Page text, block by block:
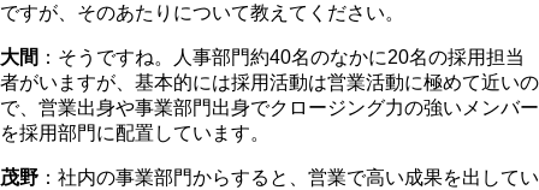
ですが、そのあたりについて教えてください。
大間 ：そうですね。人事部門約40名のなかに20名の採用担当
者がいますが、基本的には採用活動は営業活動に極めて近いの
で、営業出身や事業部門出身でクロージング力の強いメンバー
を採用部門に配置しています。
茂野 ：社内の事業部門からすると、営業で高い成果を出してい